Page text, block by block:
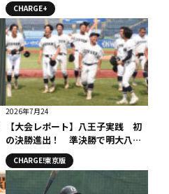
CHARGE+
2026年7月24
【大会レポート】八王子実践 初
の決勝進出！ 準決勝で明大八王
子に４対２で勝利！
CHARGE!東京版